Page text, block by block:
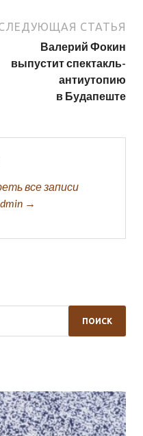
СТАТЬЯ
Валерий Фокин
выпустит спектакль-
антиутопию
в Будапеште
все записи
→